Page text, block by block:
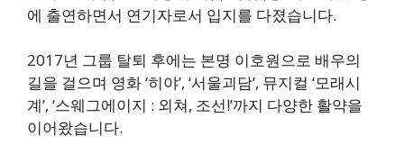
에 출연하면서 연기자로서 입지를 다졌습니다.
2017년 그룹 탈퇴 후에는 본명 이호원으로 배우의
길을 걸으며 영화 ‘히야’, ‘서울괴담’, 뮤지컬 ‘모래시
계’, ‘스웨그에이지 : 외쳐, 조선!’까지 다양한 활약을
이어왔습니다.